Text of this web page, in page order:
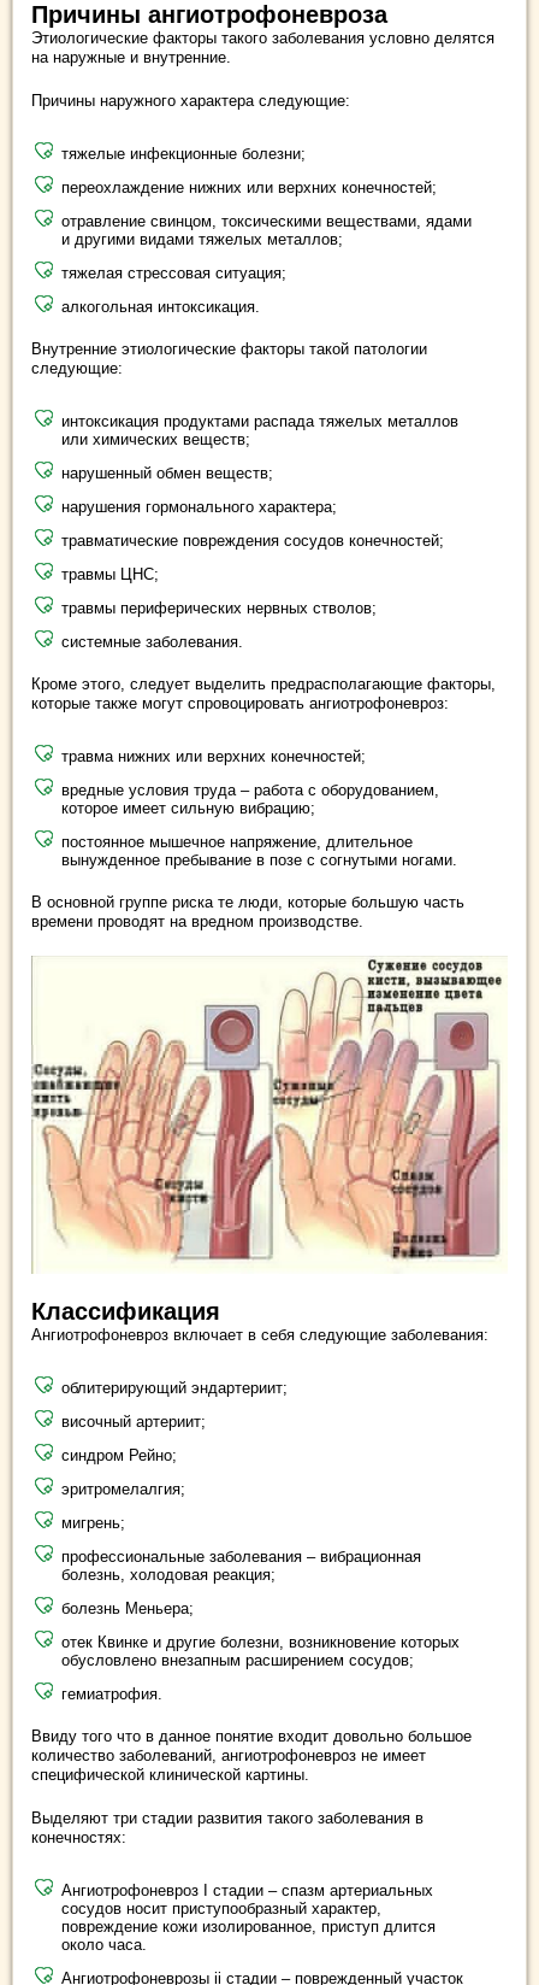
Причины ангиотрофоневроза
Этиологические факторы такого заболевания условно делятся
на наружные и внутренние.
Причины наружного характера следующие:
тяжелые инфекционные болезни;
переохлаждение нижних или верхних конечностей;
отравление свинцом, токсическими веществами, ядами
и другими видами тяжелых металлов;
тяжелая стрессовая ситуация;
алкогольная интоксикация.
Внутренние этиологические факторы такой патологии
следующие:
интоксикация продуктами распада тяжелых металлов
или химических веществ;
нарушенный обмен веществ;
нарушения гормонального характера;
травматические повреждения сосудов конечностей;
травмы ЦНС;
травмы периферических нервных стволов;
системные заболевания.
Кроме этого, следует выделить предрасполагающие факторы,
которые также могут спровоцировать ангиотрофоневроз:
травма нижних или верхних конечностей;
вредные условия труда – работа с оборудованием,
которое имеет сильную вибрацию;
постоянное мышечное напряжение, длительное
вынужденное пребывание в позе с согнутыми ногами.
В основной группе риска те люди, которые большую часть
времени проводят на вредном производстве.
Классификация
Ангиотрофоневроз включает в себя следующие заболевания:
облитерирующий эндартериит;
височный артериит;
синдром Рейно;
эритромелалгия;
мигрень;
профессиональные заболевания – вибрационная
болезнь, холодовая реакция;
болезнь Меньера;
отек Квинке и другие болезни, возникновение которых
обусловлено внезапным расширением сосудов;
гемиатрофия.
Ввиду того что в данное понятие входит довольно большое
количество заболеваний, ангиотрофоневроз не имеет
специфической клинической картины.
Выделяют три стадии развития такого заболевания в
конечностях:
Ангиотрофоневроз I стадии – спазм артериальных
сосудов носит приступообразный характер,
повреждение кожи изолированное, приступ длится
около часа.
Ангиотрофоневрозы ii стадии – поврежденный участок